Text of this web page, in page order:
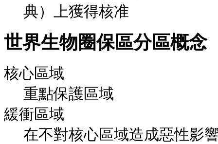
典）上獲得核准
世界生物圈保區分區概念
核心區域
重點保護區域
緩衝區域
在不對核心區域造成惡性影